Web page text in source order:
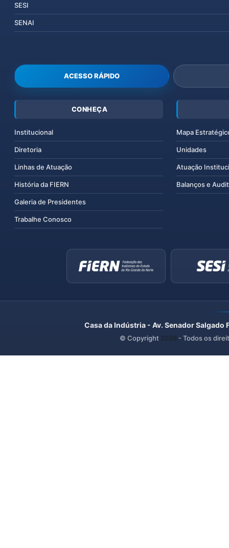
SESI
SENAI
ACESSO RÁPIDO
CONHEÇA
Institucional
Diretoria
Linhas de Atuação
História da FIERN
Galeria de Presidentes
Trabalhe Conosco
Mapa
Unidades
Atuação
Balanços e
Casa da Indústria - Av. Senador
© Copyright 2026 - Todos os